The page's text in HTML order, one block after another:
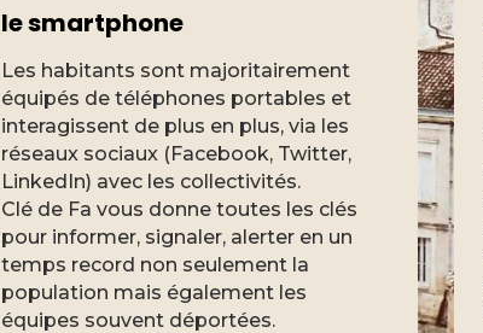
le smartphone
Les habitants sont majoritairement
équipés de téléphones portables et
interagissent de plus en plus, via les
réseaux sociaux (Facebook, Twitter,
LinkedIn) avec les collectivités.
Clé de Fa vous donne toutes les clés
pour informer, signaler, alerter en un
temps record non seulement la
population mais également les
équipes souvent déportées.